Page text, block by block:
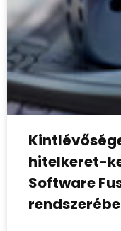
hitelkeret-
Software